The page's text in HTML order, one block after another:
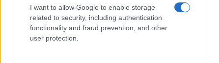
I want to allow Google to enable storage
related to security, including authentication
functionality and fraud prevention, and other
user protection.
INVESTIMENTI